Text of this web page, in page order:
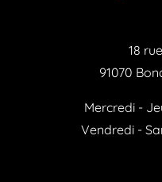
18
91070
Mercredi -
Vendredi -